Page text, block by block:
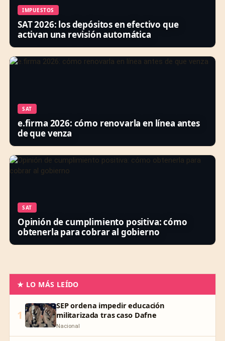
IMPUESTOS
SAT 2026: los depósitos en efectivo que
activan una revisión automática
SAT
e.firma 2026: cómo renovarla en línea antes
de que venza
SAT
Opinión de cumplimiento positiva: cómo
obtenerla para cobrar al gobierno
★ LO MÁS LEÍDO
1
SEP ordena impedir educación
militarizada tras caso Dafne
Nacional